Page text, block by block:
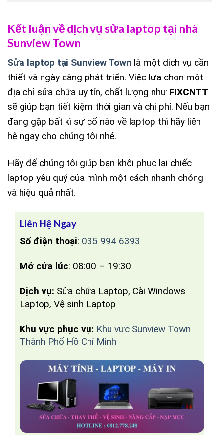
Kết luận về dịch vụ sửa laptop tại nhà
Sunview Town
Sửa laptop tại Sunview Town là một dịch vụ cần
thiết và ngày càng phát triển. Việc lựa chọn một
địa chỉ sửa chữa uy tín, chất lượng như FIXCNTT
sẽ giúp bạn tiết kiệm thời gian và chi phí. Nếu bạn
đang gặp bất kì sự cố nào về laptop thì hãy liên
hệ ngay cho chúng tôi nhé.
Hãy để chúng tôi giúp bạn khôi phục lại chiếc
laptop yêu quý của mình một cách nhanh chóng
và hiệu quả nhất.
Liên Hệ Ngay
Số điện thoại: 035 994 6393
Mở cửa lúc: 08:00 – 19:30
Dịch vụ: Sửa chữa Laptop, Cài Windows
Laptop, Vệ sinh Laptop
Khu vực phục vụ: Khu vực Sunview Town
Thành Phố Hồ Chí Minh